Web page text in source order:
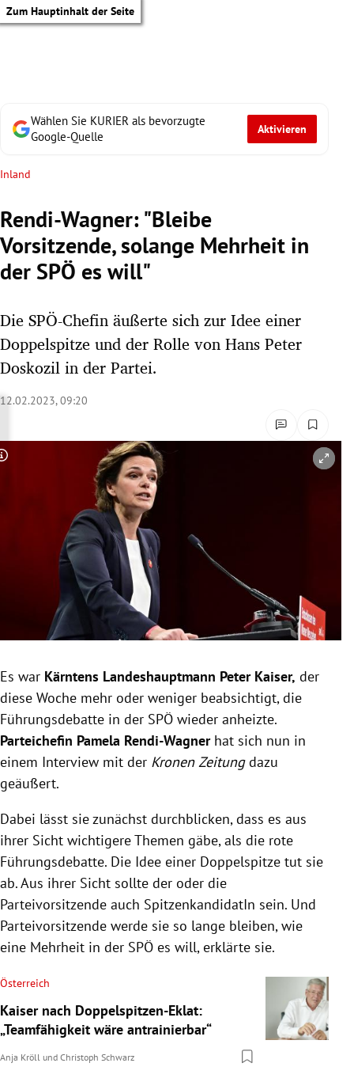
Zum Hauptinhalt der Seite
Untermenü
Untermenü
Untermenü
Untermenü
Untermenü
Untermenü
Untermenü
Untermenü
Wählen Sie KURIER als bevorzugte
Google-Quelle
Aktivieren
Inland
Rendi-Wagner: "Bleibe
Vorsitzende, solange Mehrheit in
der SPÖ es will"
Die SPÖ-Chefin äußerte sich zur Idee einer
Doppelspitze und der Rolle von Hans Peter
Doskozil in der Partei.
12.02.2023, 09:20
Copyright-Hinweis öffnen/schließen
Es war Kärntens Landeshauptmann Peter Kaiser, der
diese Woche mehr oder weniger beabsichtigt, die
Führungsdebatte in der SPÖ wieder anheizte.
Parteichefin Pamela Rendi-Wagnerhat sich nun in
einem Interview mit der Kronen Zeitungdazu
geäußert.
Dabei lässt sie zunächst durchblicken, dass es aus
ihrer Sicht wichtigere Themen gäbe, als die rote
Führungsdebatte. Die Idee einer Doppelspitze tut sie
ab. Aus ihrer Sicht sollte der oder die
Parteivorsitzende auch SpitzenkandidatIn sein. Und
Parteivorsitzende werde sie so lange bleiben, wie
eine Mehrheit in der SPÖ es will, erklärte sie.
Österreich
Kaiser nach Doppelspitzen-Eklat:
„Teamfähigkeit wäre antrainierbar“
Anja Kröll und Christoph Schwarz